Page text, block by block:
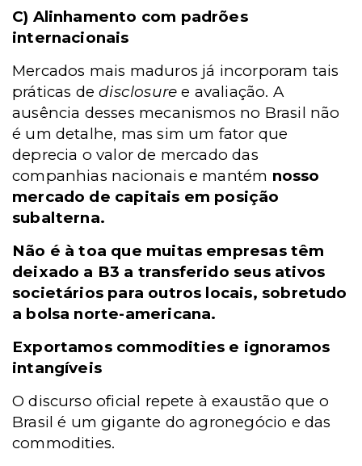
C) Alinhamento com padrões
internacionais
Mercados mais maduros já incorporam tais
práticas dedisclosure e avaliação. A
ausência desses mecanismos no Brasil não
é um detalhe, mas sim um fator que
deprecia o valor de mercado das
companhias nacionais e mantém nosso
mercado de capitais em posição
subalterna.
Não é à toa que muitas empresas têm
deixado a B3 a transferido seus ativos
societários para outros locais, sobretudo
a bolsa norte-americana.
Exportamos commodities e ignoramos
intangíveis
O discurso oficial repete à exaustão que o
Brasil é um gigante do agronegócio e das
commodities.